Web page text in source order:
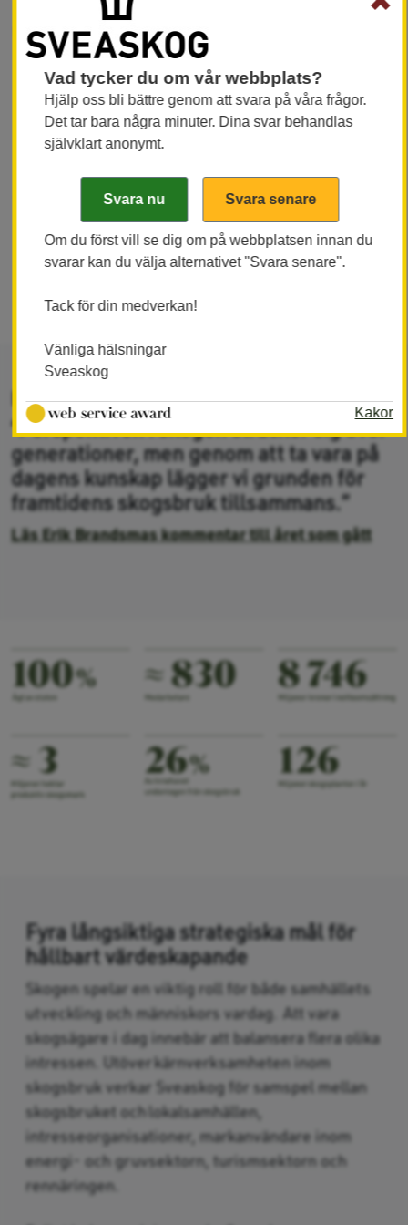
samlad bild av Sveaskogs arbete, strategi och
resultat under år 2025. Sveaskog äger 14
procent av Sveriges skogsmarker och har
cirka 830 medarbetare runt om i landet.
Bolaget är därmed Sveriges största
skogsägare – med ambitionen att vara
världsledande inom hållbart värdeskapande i
skogen.
Ladda ner och läs hela rapporten här
Erik Brandsma, vd och koncernchef:
”Perspektiven i skogen sträcker sig över
generationer, men genom att ta vara på
dagens kunskap lägger vi grunden för
framtidens skogsbruk tillsammans.”
Läs Erik Brandsmas kommentar till året som gått
Fyra långsiktiga strategiska mål för
hållbart värdeskapande
Skogen spelar en viktig roll för både samhällets
utveckling och människors vardag. Att vara
skogsägare i dag innebär att balansera flera olika
intressen. Utöver kärnverksamheten inom
skogsbruk verkar Sveaskog för samspel mellan
skogsbruket och lokalsamhällen,
intresseorganisationer, markanvändare inom
energi- och ­gruvsektorn, turismsektorn och
rennäringen.
Vad tycker du om vår webbplats?
Hjälp oss bli bättre genom att svara på våra frågor.
Det tar bara några minuter. Dina svar behandlas
självklart anonymt.
Om du först vill se dig om på webbplatsen innan du
svarar kan du välja alternativet "Svara senare".
Tack för din medverkan!
Vänliga hälsningar
Sveaskog
Kakor